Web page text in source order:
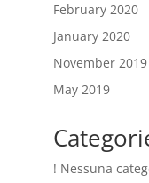
February 2020
January 2020
November 2019
May 2019
! Nessuna